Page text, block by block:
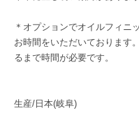
＊オプションでオイルフィニ
お時間をいただいております
るまで時間が必要です。
生産/日本(岐阜)